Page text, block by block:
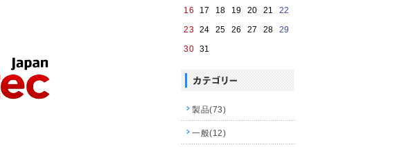
16
17 18 19 20 21
22
23 24 25 26 27 28
29
30 31
製品(73)
一般(12)